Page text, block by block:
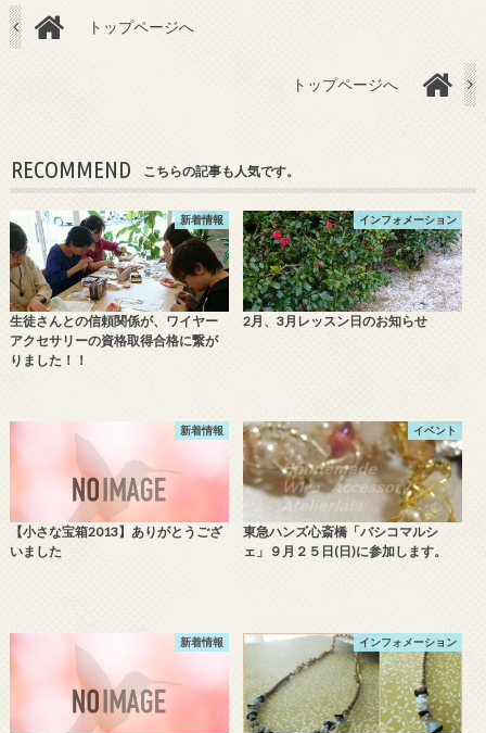
トップページへ
トップページへ
RECOMMEND こちらの記事も人気です。
新着情報
生徒さんとの信頼関係が、ワイヤー
アクセサリーの資格取得合格に繋が
りました！！
インフォメーション
2月、3月レッスン日のお知らせ
新着情報
【小さな宝箱2013】ありがとうござ
いました
イベント
東急ハンズ心斎橋「バシコマルシ
ェ」９月２５日(日)に参加します。
新着情報 インフォメーション